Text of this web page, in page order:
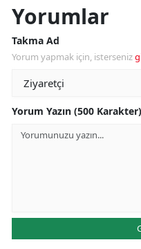
Yorumlar
Takma Ad
Yorum yapmak için, isterseniz
Yorum Yazın (500 Karakter)